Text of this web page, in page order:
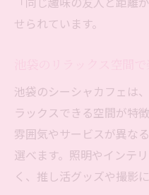
せられています。
池袋のシーシャカフェは
ラックスできる空間が特
雰囲気やサービスが異な
選べます。照明やインテ
く、推し活グッズや撮影